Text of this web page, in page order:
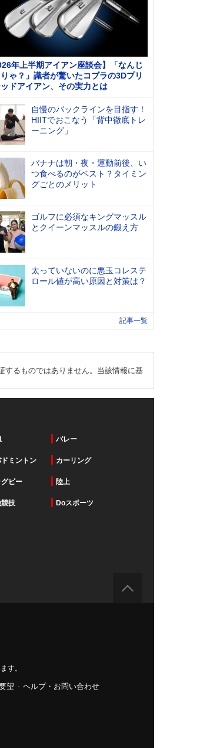
年上半期アイアン座談会】「なんじ
ゃ？」識者が驚いたコブラの3Dプリ
ドアイアン、その実力とは
自慢のバックラインを目指す！
HIITでおこなう「背中徹底トレ
ーニング」
バナナは朝・夜・運動前後、い
つ食べるのがベスト？タイミン
グごとのメリット
ゴルフに必須なキングマッスル
とクイーンマッスルの鍛え方
太っていないのに悪玉コレステ
ロール値が高い原因と対策は？
記事一覧
するものではありません。当該情報に基
バレー
ミントン カーリング
グビー 陸上
技 Doスポーツ
す。
望 - ヘルプ・お問い合わせ